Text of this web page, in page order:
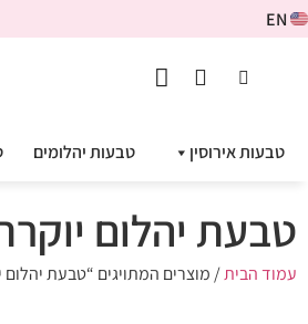
EN
טבעות אירוסין טבעות יהלומים
טבעת יהלום
עמוד הבית/ מוצרים המתויגים “טבעת יהלום